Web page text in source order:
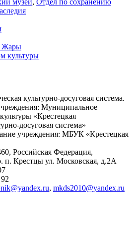
музей, Отдел по сохранению
Жары
культуры
культурно-досуговая система.
Муниципальное
«Крестецкая
досуговая система»
учреждения: МБУК «Крестецкая
Российская Федерация,
п. Крестцы ул. Московская, д.2А
, mkds2010@yandex.ru